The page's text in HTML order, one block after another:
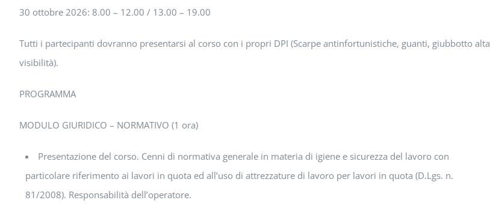
30 ottobre 2026: 8.00 – 12.00 / 13.00 – 19.00
Tutti i partecipanti dovranno presentarsi al corso con i propri DPI (Scarpe antinfortunistiche, guanti, giubbotto alta
visibilità).
PROGRAMMA
MODULO GIURIDICO – NORMATIVO (1 ora)
Presentazione del corso. Cenni di normativa generale in materia di igiene e sicurezza del lavoro con
particolare riferimento ai lavori in quota ed all’uso di attrezzature di lavoro per lavori in quota (D.Lgs. n.
81/2008). Responsabilità dell’operatore.